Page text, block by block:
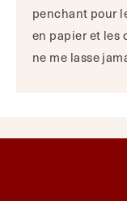
penchant pour
en papier et les
ne me lasse